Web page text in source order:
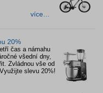
více…
20%
čas a námahu
všední dny,
Zvládnou vše od
slevu 20%!